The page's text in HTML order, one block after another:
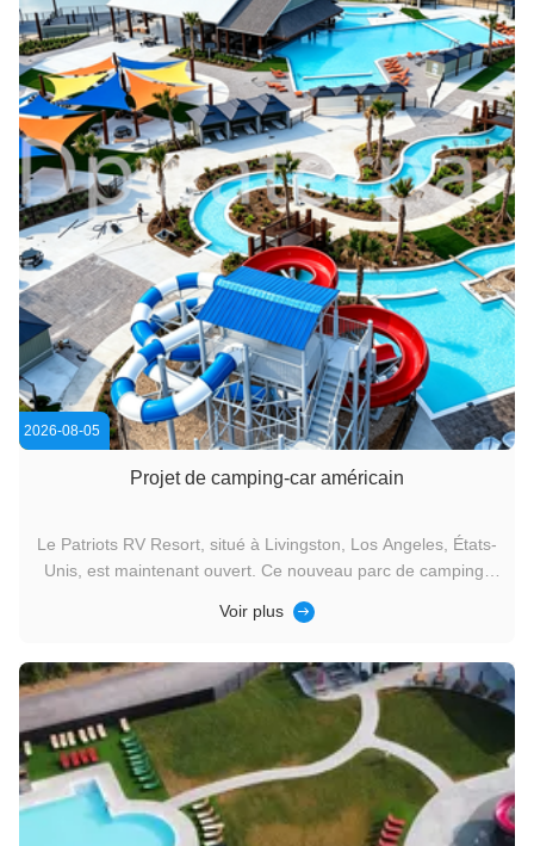
2026-08-05
Projet de camping-car américain
Le Patriots RV Resort, situé à Livingston, Los Angeles, États-
Unis, est maintenant ouvert. Ce nouveau parc de camping-
paresseuse, des toboggans secs, une piscine de loisirs pour
aquatiques ...
Voir plus